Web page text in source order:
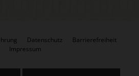
Datenschutz
Barrierefreiheit
Impressum